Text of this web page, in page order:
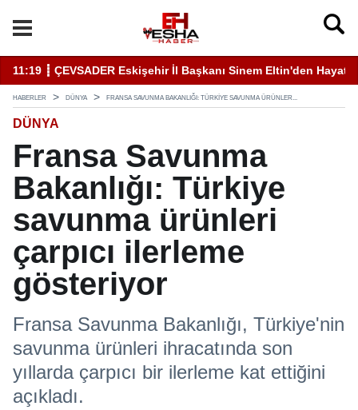
11:19 ┋ ÇEVSADER Eskişehir İl Başkanı Sinem Eltin'den
HABERLER DÜNYA FRANSA SAVUNMA BAKANLIĞI: TÜRKIYE SAVUNMA ÜRÜNLER...
DÜNYA
Fransa Savunma
Bakanlığı: Türkiye
savunma ürünleri
çarpıcı ilerleme
gösteriyor
Fransa Savunma Bakanlığı, Türkiye'nin
savunma ürünleri ihracatında son
yıllarda çarpıcı bir ilerleme kat ettiğini
açıkladı.